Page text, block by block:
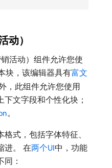
动）
活动）组件允许您使
块，该编辑器具有富文
，此组件允许您使用
下文字段和个性化块；
。
式，包括字体特征、
进。 在两个UI中，功能
：